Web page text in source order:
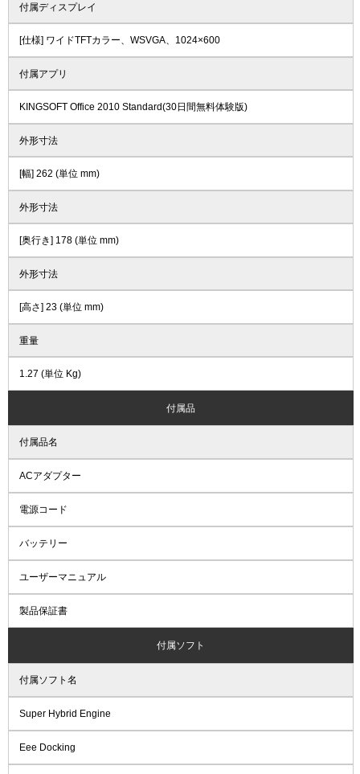
付属ディスプレイ
[仕様] ワイドTFTカラー、WSVGA、1024×600
付属アプリ
KINGSOFT Office 2010 Standard(30日間無料体験版)
外形寸法
[幅] 262 (単位 mm)
外形寸法
[奥行き] 178 (単位 mm)
外形寸法
[高さ] 23 (単位 mm)
重量
1.27 (単位 Kg)
付属品
付属品名
ACアダプター
電源コード
バッテリー
ユーザーマニュアル
製品保証書
付属ソフト
付属ソフト名
Super Hybrid Engine
Eee Docking